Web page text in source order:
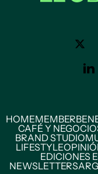
HOMEMEMBER
CAFÉ Y
BRAND STUDIO
LIFESTYLE
EDICIONES
NEWSLETTERS